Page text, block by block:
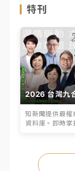
特刊
2026 台灣九
知新聞提供最
資料庫。即時